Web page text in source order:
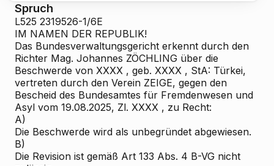
Spruch
L525 2319526-1/6E
IM NAMEN DER REPUBLIK!
Das Bundesverwaltungsgericht erkennt durch den
Richter Mag. Johannes ZÖCHLING über die
Beschwerde von XXXX , geb. XXXX , StA: Türkei,
vertreten durch den Verein ZEIGE, gegen den
Bescheid des Bundesamtes für Fremdenwesen und
Asyl vom 19.08.2025, Zl. XXXX , zu Recht:
A)
Die Beschwerde wird als unbegründet abgewiesen.
B)
Die Revision ist gemäß Art 133 Abs. 4 B-VG nicht